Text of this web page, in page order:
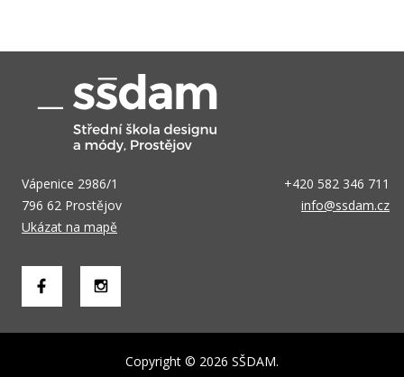
Vápenice 2986/1
796 62 Prostějov
Ukázat na mapě
+420 582 346 711
info@ssdam.cz
Copyright © 2026 SŠDAM.